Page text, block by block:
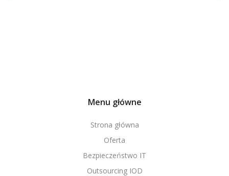
Menu główne
Strona główna
Oferta
Bezpieczeństwo IT
Outsourcing IOD